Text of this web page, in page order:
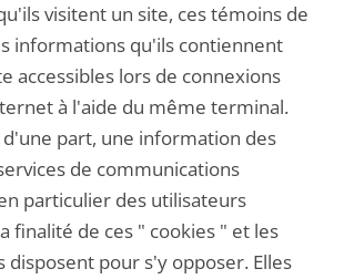
visitent un site, ces témoins de
informations qu'ils contiennent
accessibles lors de connexions
à l'aide du même terminal.
d'une part, une information des
de communications
particulier des utilisateurs
finalité de ces " cookies " et les
disposent pour s'y opposer. Elles